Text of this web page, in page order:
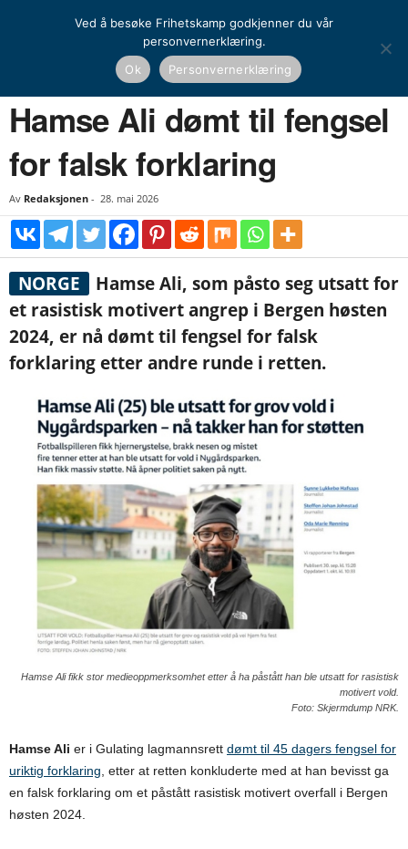
Norge Hamse Ali dømt til fengsel for falsk forklaring
Hamse Ali dømt til fengsel
for falsk forklaring
Av Redaksjonen - 28. mai 2026
NORGE
Hamse Ali, som påsto seg utsatt for
et rasistisk motivert angrep i Bergen høsten
2024, er nå dømt til fengsel for falsk
forklaring etter andre runde i retten.
Hamse Ali fikk stor medieoppmerksomhet etter å ha påstått han ble utsatt for rasistisk
motivert vold.
Foto: Skjermdump NRK.
Hamse Ali er i Gulating lagmannsrett dømt til 45 dagers fengsel for
uriktig forklaring , etter at retten konkluderte med at han bevisst ga
en falsk forklaring om et påstått rasistisk motivert overfall i Bergen
høsten 2024.
Ved å besøke Frihetskamp godkjenner du vår
personvernerklæring.
Ok
Personvernerklæring